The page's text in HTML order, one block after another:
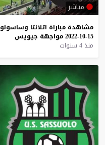
مباشر
مشاهدة مباراة اتلانتا وساسولو
15-10-2022
مواجهة جيويس
منذ 4 سنوات